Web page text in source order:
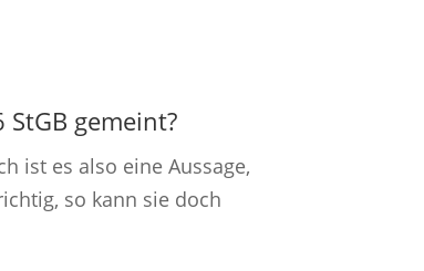
gemeint?
ist es also eine Aussage,
so kann sie doch